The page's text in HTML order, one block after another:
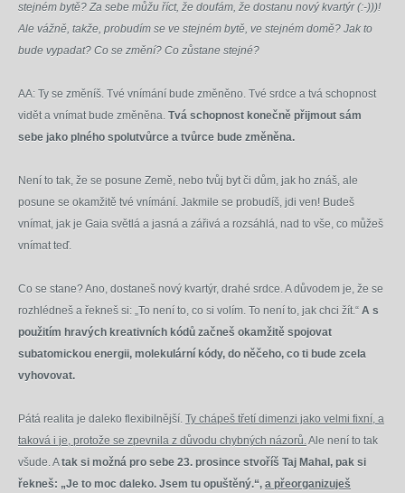
stejném bytě? Za sebe můžu říct, že doufám, že dostanu nový kvartýr (:-)))!
Ale vážně, takže, probudím se ve stejném bytě, ve stejném domě? Jak to
bude vypadat? Co se změní? Co zůstane stejné?
AA: Ty se změníš. Tvé vnímání bude změněno. Tvé srdce a tvá schopnost
vidět a vnímat bude změněna. Tvá schopnost konečně přijmout sám
sebe jako plného spolutvůrce a tvůrce bude změněna.
Není to tak, že se posune Země, nebo tvůj byt či dům, jak ho znáš, ale
posune se okamžitě tvé vnímání. Jakmile se probudíš, jdi ven! Budeš
vnímat, jak je Gaia světlá a jasná a zářivá a rozsáhlá, nad to vše, co můžeš
vnímat teď.
Co se stane? Ano, dostaneš nový kvartýr, drahé srdce. A důvodem je, že se
rozhlédneš a řekneš si: „To není to, co si volím. To není to, jak chci žít.“ A s
použitím hravých kreativních kódů začneš okamžitě spojovat
subatomickou energii, molekulární kódy, do něčeho, co ti bude zcela
vyhovovat.
Pátá realita je daleko flexibilnější. Ty chápeš třetí dimenzi jako velmi fixní, a
taková i je, protože se zpevnila z důvodu chybných názorů.Ale není to tak
všude. Atak si možná pro sebe 23. prosince stvoříš Taj Mahal, pak si
řekneš: „Je to moc daleko. Jsem tu opuštěný.“, a přeorganizuješ